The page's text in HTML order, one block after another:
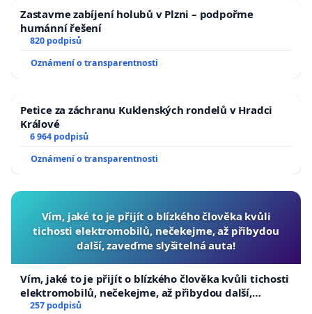
Zastavme zabíjení holubů v Plzni – podpořme
humánní řešení
820 podpisů
Oznámení o transparentnosti
Petice za záchranu Kuklenských rondelů v Hradci
Králové
6 964 podpisů
Oznámení o transparentnosti
Vím, jaké to je přijít o blízkého člověka kvůli
tichosti elektromobilů, nečekejme, až přibydou
další, zaveďme slyšitelná auta!
Vím, jaké to je přijít o blízkého člověka kvůli tichosti
elektromobilů, nečekejme, až přibydou další,
zaveďme slyšitelná auta!
257 podpisů